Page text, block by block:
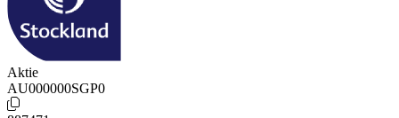
Aktie
AU000000SGP0